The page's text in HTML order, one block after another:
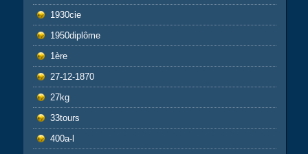
1930cie
1950diplôme
1ère
27-12-1870
27kg
33tours
400a-l